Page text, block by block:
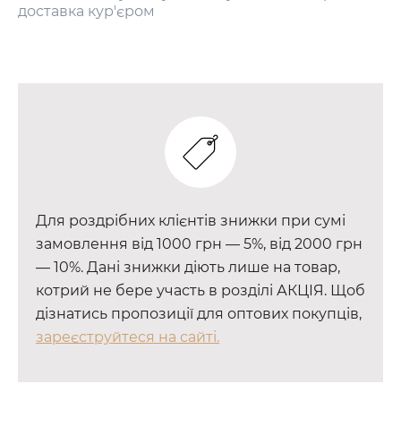
доставка кур'єром
Для роздрібних клієнтів знижки при сумі
замовлення від 1000 грн — 5%, від 2000 грн
— 10%. Дані знижки діють лише на товар,
котрий не бере участь в розділі АКЦІЯ. Щоб
дізнатись пропозиції для оптових покупців,
зареєструйтеся на сайті.